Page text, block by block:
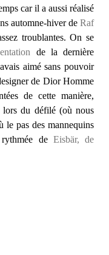
car il a aussi réalisé
automne-hiver de Raf
troublantes. On se
de la dernière
aimé sans pouvoir
de Dior Homme
de cette manière,
lors du défilé (où nous
le pas des mannequins
de Eisbär, de